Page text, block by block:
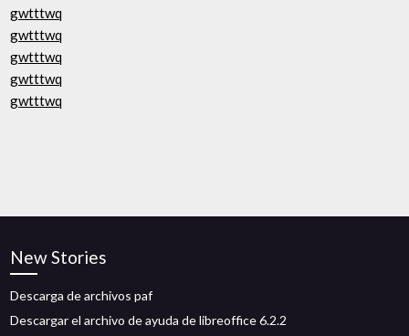
gwtttwq
gwtttwq
gwtttwq
gwtttwq
gwtttwq
New Stories
Descarga de archivos paf
Descargar el archivo de ayuda de libreoffice 6.2.2